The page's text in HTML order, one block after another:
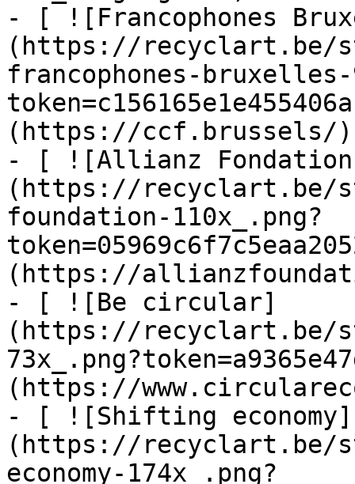
- [ ![Francophones
(https://recyclart.be/
francophones-bruxelles-
(https://ccf.brussels/)
- [ ![Allianz
(https://recyclart.be/
foundation-110x_.png?
(https://
- [ ![Be circular]
(https://recyclart.be/
(https://
- [ ![Shifting economy]
(https://recyclart.be/
economy-174x_.png?